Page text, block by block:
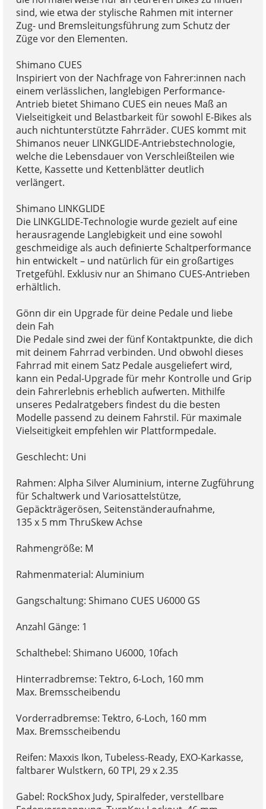
sind, wie etwa der stylische Rahmen mit interner
Zug- und Bremsleitungsführung zum Schutz der
Züge vor den Elementen.
Shimano CUES
Inspiriert von der Nachfrage von Fahrer:innen nach
einem verlässlichen, langlebigen Performance-
Antrieb bietet Shimano CUES ein neues Maß an
Vielseitigkeit und Belastbarkeit für sowohl E-Bikes als
auch nichtunterstützte Fahrräder. CUES kommt mit
Shimanos neuer LINKGLIDE-Antriebstechnologie,
welche die Lebensdauer von Verschleißteilen wie
Kette, Kassette und Kettenblätter deutlich
verlängert.
Shimano LINKGLIDE
Die LINKGLIDE-Technologie wurde gezielt auf eine
herausragende Langlebigkeit und eine sowohl
geschmeidige als auch definierte Schaltperformance
hin entwickelt – und natürlich für ein großartiges
Tretgefühl. Exklusiv nur an Shimano CUES-Antrieben
erhältlich.
Gönn dir ein Upgrade für deine Pedale und liebe
dein Fah
Die Pedale sind zwei der fünf Kontaktpunkte, die dich
mit deinem Fahrrad verbinden. Und obwohl dieses
Fahrrad mit einem Satz Pedale ausgeliefert wird,
kann ein Pedal-Upgrade für mehr Kontrolle und Grip
dein Fahrerlebnis erheblich aufwerten. Mithilfe
unseres Pedalratgebers findest du die besten
Modelle passend zu deinem Fahrstil. Für maximale
Vielseitigkeit empfehlen wir Plattformpedale.
Geschlecht: Uni
Rahmen: Alpha Silver Aluminium, interne Zugführung
für Schaltwerk und Variosattelstütze,
Gepäckträgerösen, Seitenständeraufnahme,
135 x 5 mm ThruSkew Achse
Rahmengröße: M
Rahmenmaterial: Aluminium
Gangschaltung: Shimano CUES U6000 GS
Anzahl Gänge: 1
Schalthebel: Shimano U6000, 10fach
Hinterradbremse: Tektro, 6-Loch, 160 mm
Max. Bremsscheibendu
Vorderradbremse: Tektro, 6-Loch, 160 mm
Max. Bremsscheibendu
Reifen: Maxxis Ikon, Tubeless-Ready, EXO-Karkasse,
faltbarer Wulstkern, 60 TPI, 29 x 2.35
Gabel: RockShox Judy, Spiralfeder, verstellbare